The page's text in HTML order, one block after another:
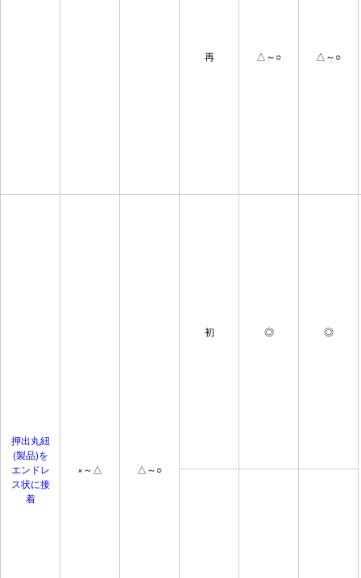
再 △～○ △～○
押出丸紐
(製品)を
エンドレ
ス状に接
着
×～△ △～○
初 ◎ ◎